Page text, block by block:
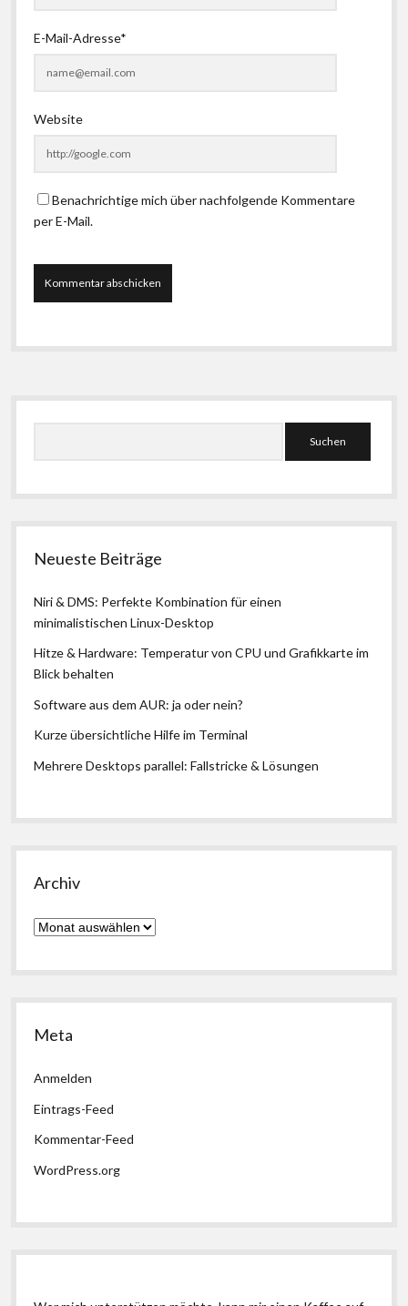
E-Mail-Adresse*
Website
Benachrichtige mich über nachfolgende Kommentare
per E-Mail.
Seitenleiste
Neueste Beiträge
Niri & DMS: Perfekte Kombination für einen
minimalistischen Linux-Desktop
Hitze & Hardware: Temperatur von CPU und Grafikkarte im
Blick behalten
Software aus dem AUR: ja oder nein?
Kurze übersichtliche Hilfe im Terminal
Mehrere Desktops parallel: Fallstricke & Lösungen
Archiv
Archiv
Meta
Anmelden
Eintrags-Feed
Kommentar-Feed
WordPress.org